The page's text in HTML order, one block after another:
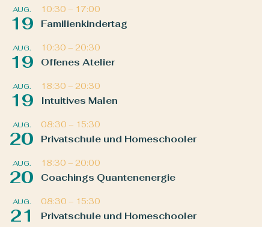
AUG.
19
10:30 – 17:00
Familienkindertag
AUG.
19
10:30 – 20:30
Offenes Atelier
AUG.
19
18:30 – 20:30
Intuitives Malen
AUG.
20
08:30 – 15:30
Privatschule und Homeschooler
AUG.
20
18:30 – 20:00
Coachings Quantenenergie
AUG.
21
08:30 – 15:30
Privatschule und Homeschooler